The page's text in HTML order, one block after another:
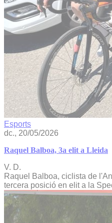
Esports
dc., 20/05/2026
Raquel Balboa, 3a elit a Lleida
V. D.
Raquel Balboa, ciclista de
tercera posició en elit a la